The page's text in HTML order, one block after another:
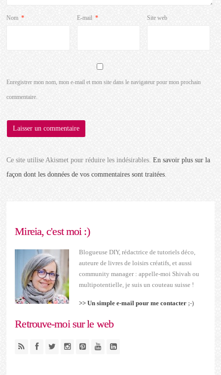
Nom * E-mail * Site web
Enregistrer mon nom, mon e-mail et mon site dans le navigateur pour mon prochain
commentaire.
Ce site utilise Akismet pour réduire les indésirables.En savoir plus sur la
façon dont les données de vos commentaires sont traitées
Mireia, c'est moi :)
Blogueuse DIY, rédactrice de tutoriels déco,
auteure de livres de loisirs créatifs, et aussi
community manager : appelle-moi Shivah ou
multipotentielle, je suis un couteau suisse !
>> Un simple e-mail pour me contacter ;-)
Retrouve-moi sur le web